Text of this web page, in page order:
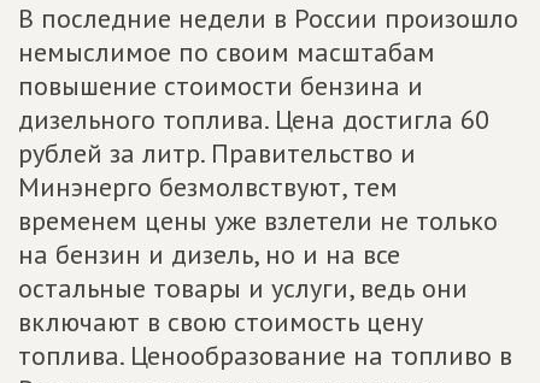
В последние недели в России произошло
немыслимое по своим масштабам
повышение стоимости бензина и
дизельного топлива. Цена достигла 60
рублей за литр. Правительство и
Минэнерго безмолвствуют, тем
временем цены уже взлетели не только
на бензин и дизель, но и на все
остальные товары и услуги, ведь они
включают в свою стоимость цену
топлива. Ценообразование на топливо в